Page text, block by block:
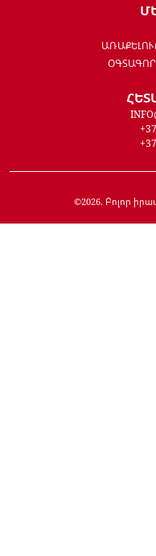
©2026. Բոլոր